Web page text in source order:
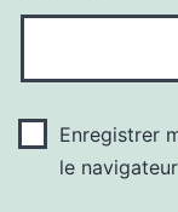
Enregistrer
le